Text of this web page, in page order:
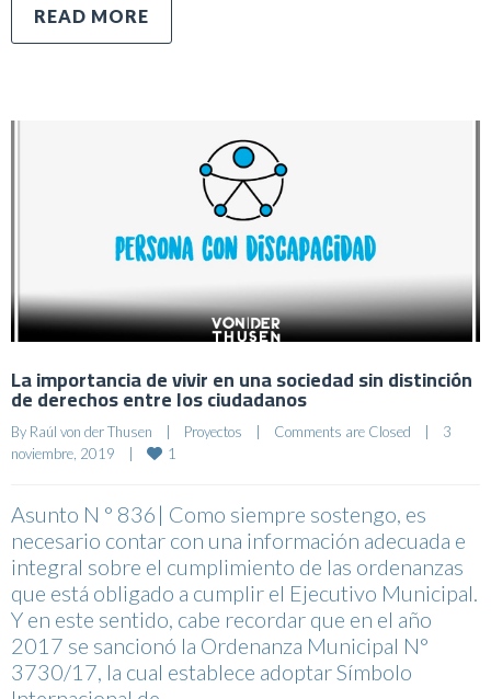
READ MORE
La importancia de vivir en una sociedad sin distinción
de derechos entre los ciudadanos
By Raúl von der Thusen | Proyectos | Comments are Closed |
3
noviembre, 2019
| 1
Asunto N ° 836| Como siempre sostengo, es
necesario contar con una información adecuada e
integral sobre el cumplimiento de las ordenanzas
que está obligado a cumplir el Ejecutivo Municipal.
Y en este sentido, cabe recordar que en el año
2017 se sancionó la Ordenanza Municipal N°
3730/17, la cual establece adoptar Símbolo